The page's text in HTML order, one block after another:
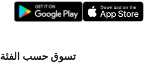
تسوق حسب الفئة